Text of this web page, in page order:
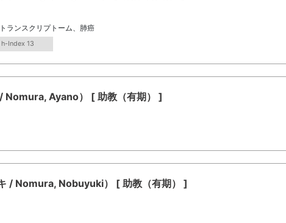
ランスクリプトーム、肺癌
h-Index 13
Ayano） [ 助教（有期） ]
/ Nomura, Nobuyuki） [ 助教（有期） ]